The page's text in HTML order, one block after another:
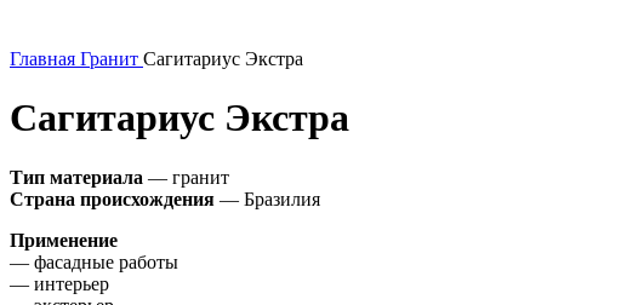
Главная Гранит Сагитариус Экстра
Сагитариус Экстра
Тип материала — гранит
Страна происхождения — Бразилия
Применение
— фасадные работы
— интерьер